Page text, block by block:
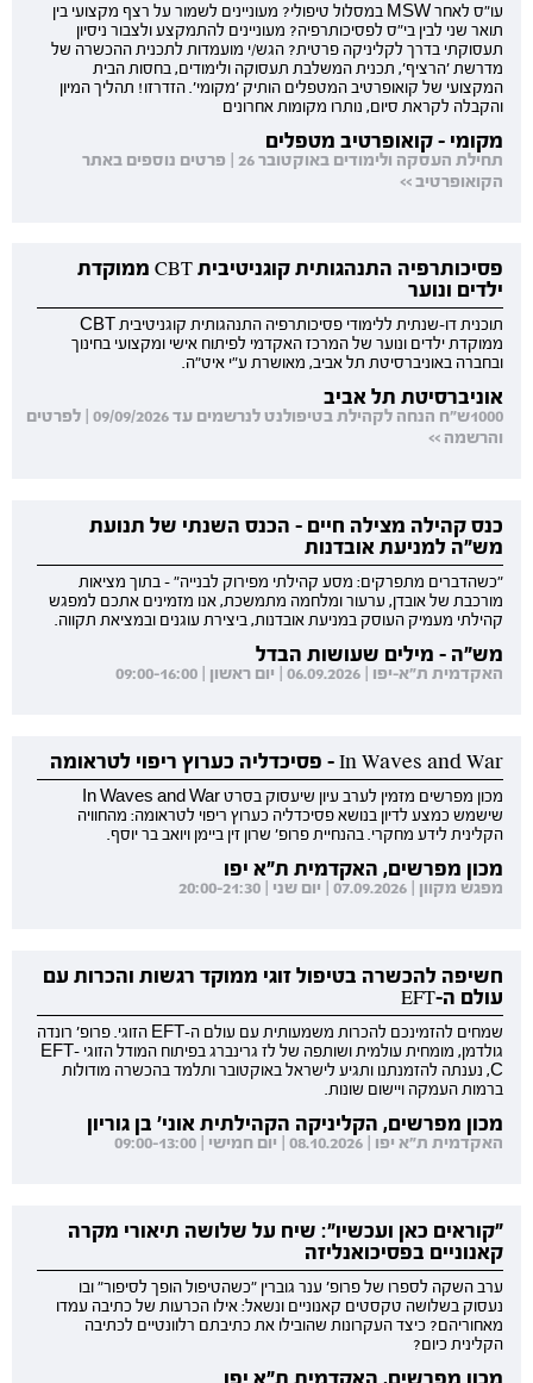
עו"ס לאחר MSW במסלול טיפולי? מעוניינים לשמור על רצף מקצועי בין
תואר שני לבין בי"ס לפסיכותרפיה? מעוניינים להתמקצע ולצבור ניסיון
תעסוקתי בדרך לקליניקה פרטית? הגש/י מועמדות לתכנית ההכשרה של
מדרשת 'הרציף', תכנית המשלבת תעסוקה ולימודים, בחסות הבית
המקצועי של קואופרטיב המטפלים הותיק 'מקומי'. הזדרזו! תהליך המיון
והקבלה לקראת סיום, נותרו מקומות אחרונים
מקומי - קואופרטיב מטפלים
תחילת העסקה ולימודים באוקטובר 26 | פרטים נוספים באתר
הקואופרטיב >>
פסיכותרפיה התנהגותית קוגניטיבית CBT ממוקדת
ילדים ונוער
תוכנית דו-שנתית ללימודי פסיכותרפיה התנהגותית קוגניטיבית CBT
ממוקדת ילדים ונוער של המרכז האקדמי לפיתוח אישי ומקצועי בחינוך
ובחברה באוניברסיטת תל אביב, מאושרת ע"י איט"ה.
אוניברסיטת תל אביב
1000ש"ח הנחה לקהילת בטיפולנט לנרשמים עד 09/09/2026 | לפרטים
והרשמה >>
כנס קהילה מצילה חיים - הכנס השנתי של תנועת
מש"ה למניעת אובדנות
"כשהדברים מתפרקים: מסע קהילתי מפירוק לבנייה" - בתוך מציאות
מורכבת של אובדן, ערעור ומלחמה מתמשכת, אנו מזמינים אתכם למפגש
קהילתי מעמיק העוסק במניעת אובדנות, ביצירת עוגנים ובמציאת תקווה.
מש"ה - מילים שעושות הבדל
האקדמית ת"א-יפו | 06.09.2026 | יום ראשון | 09:00-16:00
In Waves and War - פסיכדליה כערוץ ריפוי לטראומה
מכון מפרשים מזמין לערב עיון שיעסוק בסרט In Waves and War
שישמש כמצע לדיון בנושא פסיכדליה כערוץ ריפוי לטראומה: מהחוויה
הקלינית לידע מחקרי. בהנחיית פרופ' שרון זין ביימן ויואב בר יוסף.
מכון מפרשים, האקדמית ת"א יפו
מפגש מקוון | 07.09.2026 | יום שני | 20:00-21:30
חשיפה להכשרה בטיפול זוגי ממוקד רגשות והכרות עם
עולם ה-EFT
שמחים להזמינכם להכרות משמעותית עם עולם ה-EFT הזוגי. פרופ' רונדה
גולדמן, מומחית עולמית ושותפה של לז גרינברג בפיתוח המודל הזוגי EFT-
C, נענתה להזמנתנו ותגיע לישראל באוקטובר ותלמד בהכשרה מודולות
ברמות העמקה ויישום שונות.
מכון מפרשים, הקליניקה הקהילתית אוני' בן גוריון
האקדמית ת"א יפו | 08.10.2026 | יום חמישי | 09:00-13:00
"קוראים כאן ועכשיו": שיח על שלושה תיאורי מקרה
קאנוניים בפסיכואנליזה
ערב השקה לספרו של פרופ' ענר גוברין "כשהטיפול הופך לסיפור" ובו
נעסוק בשלושה טקסטים קאנוניים ונשאל: אילו הכרעות של כתיבה עמדו
מאחוריהם? כיצד העקרונות שהובילו את כתיבתם רלוונטיים לכתיבה
הקלינית כיום?